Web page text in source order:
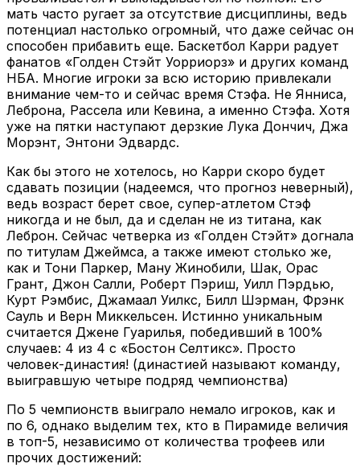
мать часто ругает за отсутствие дисциплины, ведь
потенциал настолько огромный, что даже сейчас он
способен прибавить еще. Баскетбол Карри радует
фанатов «Голден Стэйт Уорриорз» и других команд
НБА. Многие игроки за всю историю привлекали
внимание чем-то и сейчас время Стэфа. Не Янниса,
Леброна, Рассела или Кевина, а именно Стэфа. Хотя
уже на пятки наступают дерзкие Лука Дончич, Джа
Морэнт, Энтони Эдвардс.
Как бы этого не хотелось, но Карри скоро будет
сдавать позиции (надеемся, что прогноз неверный),
ведь возраст берет свое, супер-атлетом Стэф
никогда и не был, да и сделан не из титана, как
Леброн. Сейчас четверка из «Голден Стэйт» догнала
по титулам Джеймса, а также имеют столько же,
как и Тони Паркер, Ману Жинобили, Шак, Орас
Грант, Джон Салли, Роберт Пэриш, Уилл Пэрдью,
Курт Рэмбис, Джамаал Уилкс, Билл Шэрман, Фрэнк
Сауль и Верн Миккельсен. Истинно уникальным
считается Джене Гуарилья, победивший в 100%
случаев: 4 из 4 с «Бостон Селтикс». Просто
человек-династия! (династией называют команду,
выигравшую четыре подряд чемпионства)
По 5 чемпионств выиграло немало игроков, как и
по 6, однако выделим тех, кто в Пирамиде величия
в топ-5, независимо от количества трофеев или
прочих достижений: